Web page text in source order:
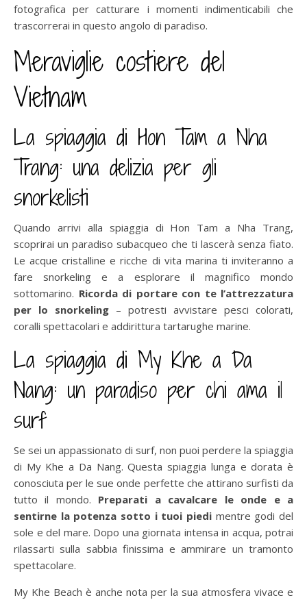
fotografica per catturare i momenti indimenticabili che
trascorrerai in questo angolo di paradiso.
Meraviglie costiere del
Vietnam
La spiaggia di Hon Tam a Nha
Trang: una delizia per gli
snorkelisti
Quando arrivi alla spiaggia di Hon Tam a Nha Trang,
scoprirai un paradiso subacqueo che ti lascerà senza fiato.
Le acque cristalline e ricche di vita marina ti inviteranno a
fare snorkeling e a esplorare il magnifico mondo
sottomarino. Ricorda di portare con te l’attrezzatura
per lo snorkeling – potresti avvistare pesci colorati,
coralli spettacolari e addirittura tartarughe marine.
La spiaggia di My Khe a Da
Nang: un paradiso per chi ama il
surf
Se sei un appassionato di surf, non puoi perdere la spiaggia
di My Khe a Da Nang. Questa spiaggia lunga e dorata è
conosciuta per le sue onde perfette che attirano surfisti da
tutto il mondo. Preparati a cavalcare le onde e a
sentirne la potenza sotto i tuoi piedi mentre godi del
sole e del mare. Dopo una giornata intensa in acqua, potrai
rilassarti sulla sabbia finissima e ammirare un tramonto
spettacolare.
My Khe Beach è anche nota per la sua atmosfera vivace e